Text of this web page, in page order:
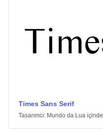
Times Sans Serif
Tasarımcı: Mundo da Luaiçinde